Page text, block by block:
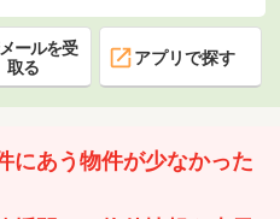
ールを受
取る
アプリで探す
にあう物件が少なかった